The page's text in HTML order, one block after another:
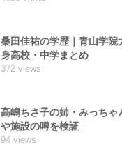
桑田佳祐の学歴｜青山学院
身高校・中学まとめ
372 views
高嶋ちさ子の姉・みっちゃ
や施設の噂を検証
94 views